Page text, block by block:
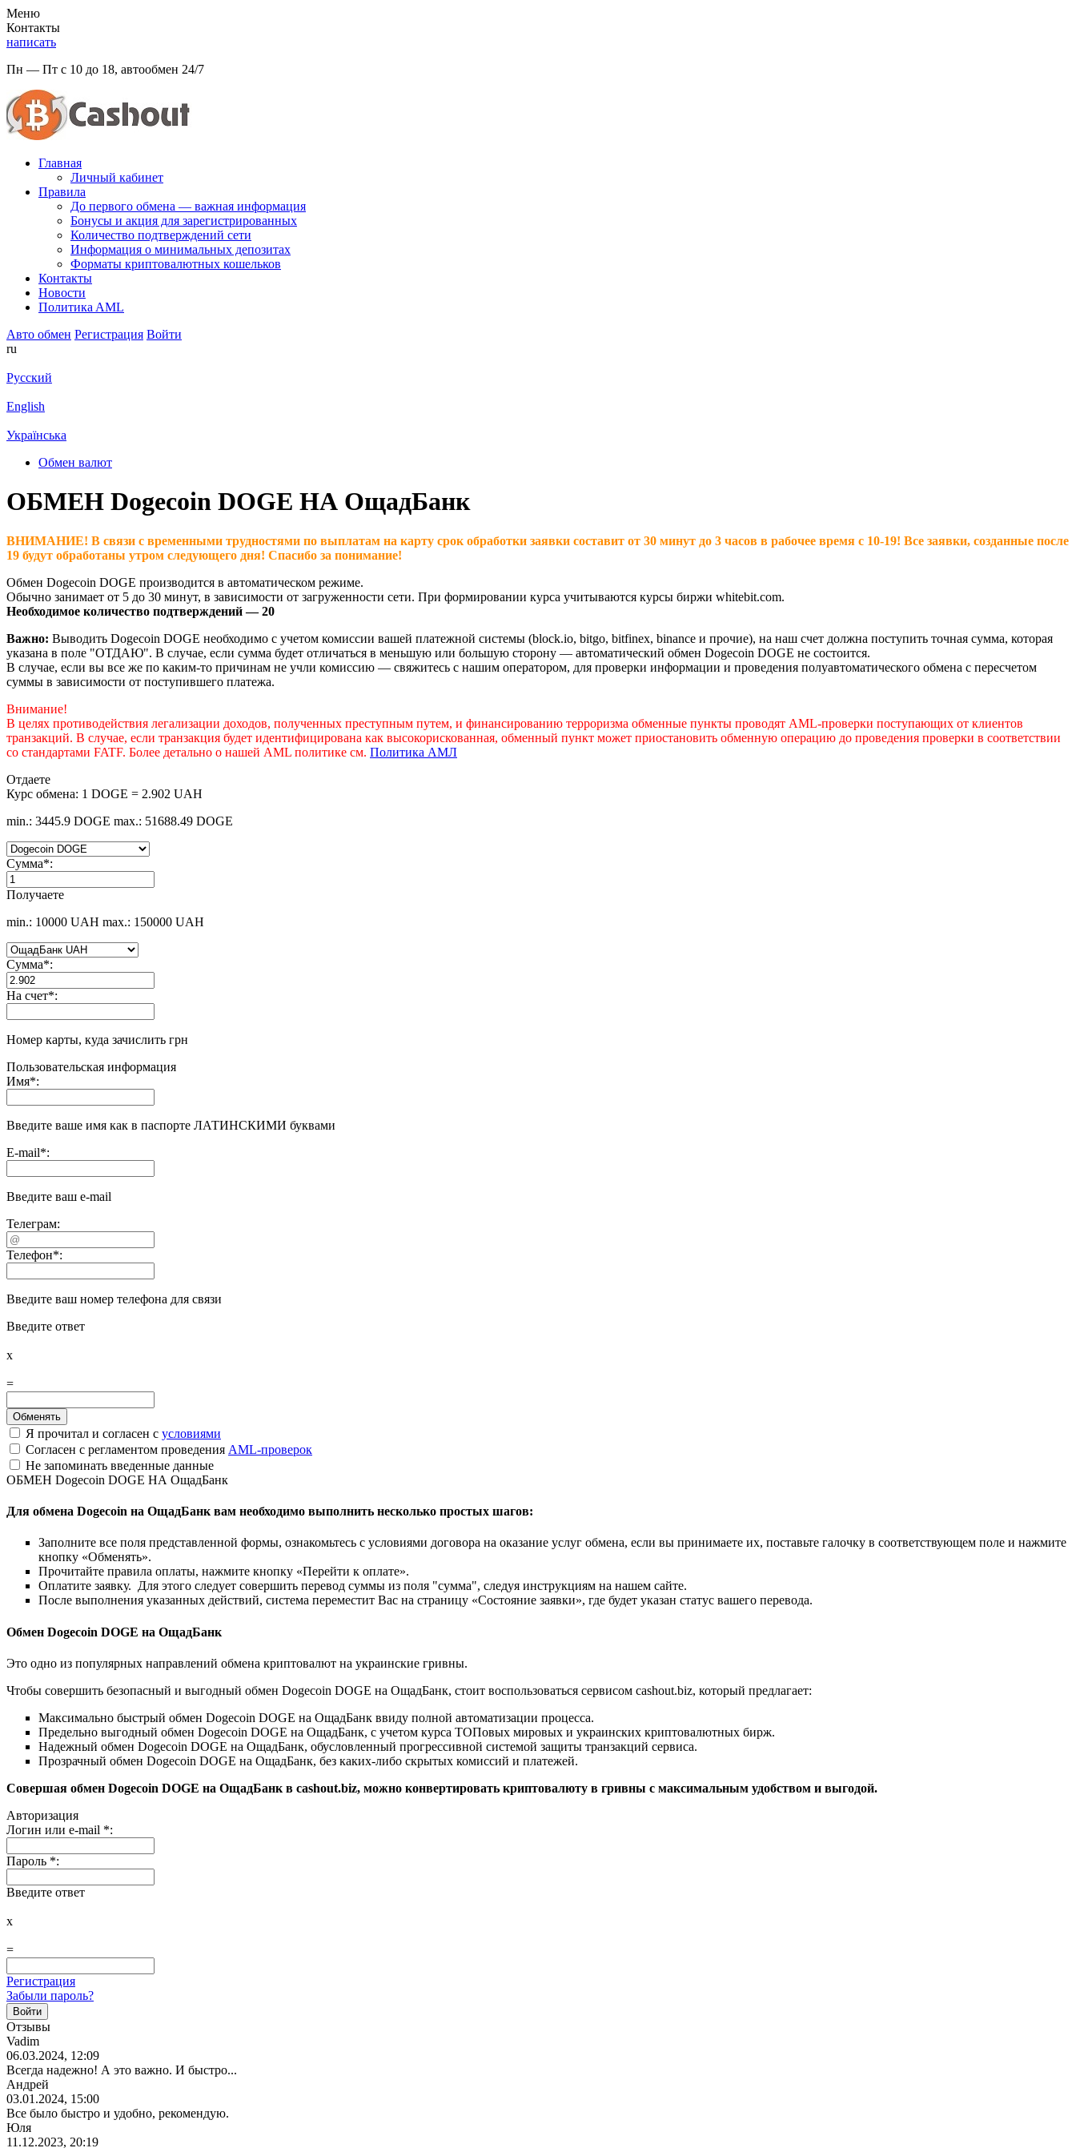
Меню
Контакты
написать
Пн — Пт с 10 до 18, автообмен 24/7
Главная
Личный кабинет
Правила
До первого обмена — важная информация
Бонусы и акция для зарегистрированных
Количество подтверждений сети
Информация о минимальных депозитах
Форматы криптовалютных кошельков
Контакты
Новости
Политикa AML
Авто обмен Регистрация Войти
ru
Русский
English
Українська
Обмен валют
ОБМЕН Dogecoin DOGE НА ОщадБанк
ВНИМАНИЕ! В связи с временными трудностями по выплатам на карту срок обработки заявки составит от 30 минут до 3 часов в рабочее время с 10-19! Все заявки, созданные после
19 будут обработаны утром следующего дня! Спасибо за понимание!
Обмен Dogecoin DOGE производится в автоматическом режиме.
Обычно занимает от 5 до 30 минут, в зависимости от загруженности сети. При формировании курса учитываются курсы биржи whitebit.com.
Необходимое количество подтверждений — 20
Важно: Выводить Dogecoin DOGE необходимо с учетом комиссии вашей платежной системы (block.io, bitgo, bitfinex, binance и прочие), на наш счет должна поступить точная сумма, которая
указана в поле "ОТДАЮ". В случае, если сумма будет отличаться в меньшую или большую сторону — автоматический обмен Dogecoin DOGE не состоится.
В случае, если вы все же по каким-то причинам не учли комиссию — свяжитесь с нашим оператором, для проверки информации и проведения полуавтоматического обмена с пересчетом
суммы в зависимости от поступившего платежа.
Внимание!
В целях противодействия легализации доходов, полученных преступным путем, и финансированию терроризма обменные пункты проводят AML-проверки поступающих от клиентов
транзакций. В случае, если транзакция будет идентифицирована как высокорискованная, обменный пункт может приостановить обменную операцию до проведения проверки в соответствии
со стандартами FATF. Более детально о нашей AML политике см. Политика АМЛ
Отдаете
Курс обмена: 1 DOGE = 2.902 UAH
min.: 3445.9 DOGE max.: 51688.49 DOGE
Сумма*:
Получаете
min.: 10000 UAH max.: 150000 UAH
Сумма*:
На счет*:
Номер карты, куда зачислить грн
Пользовательская информация
Имя*:
Введите ваше имя как в паспорте ЛАТИНСКИМИ буквами
E-mail*:
Введите ваш e-mail
Телеграм:
Телефон*:
Введите ваш номер телефона для связи
Введите ответ
x
=
Я прочитал и согласен с условиями
Согласен с регламентом проведения AML-проверок
Не запоминать введенные данные
ОБМЕН Dogecoin DOGE НА ОщадБанк
Для обмена Dogecoin на ОщадБанк вам необходимо выполнить несколько простых шагов:
Заполните все поля представленной формы, ознакомьтесь с условиями договора на оказание услуг обмена, если вы принимаете их, поставьте галочку в соответствующем поле и нажмите
кнопку «Обменять».
Прочитайте правила оплаты, нажмите кнопку «Перейти к оплате».
Оплатите заявку. Для этого следует совершить перевод суммы из поля "сумма", следуя инструкциям на нашем сайте.
После выполнения указанных действий, система переместит Вас на страницу «Состояние заявки», где будет указан статус вашего перевода.
Обмен Dogecoin DOGE на ОщадБанк
Это одно из популярных направлений обмена криптовалют на украинские гривны.
Чтобы совершить безопасный и выгодный обмен Dogecoin DOGE на ОщадБанк, стоит воспользоваться сервисом cashout.biz, который предлагает:
Максимально быстрый обмен Dogecoin DOGE на ОщадБанк ввиду полной автоматизации процесса.
Предельно выгодный обмен Dogecoin DOGE на ОщадБанк, с учетом курса ТОПовых мировых и украинских криптовалютных бирж.
Надежный обмен Dogecoin DOGE на ОщадБанк, обусловленный прогрессивной системой защиты транзакций сервиса.
Прозрачный обмен Dogecoin DOGE на ОщадБанк, без каких-либо скрытых комиссий и платежей.
Совершая обмен Dogecoin DOGE на ОщадБанк в cashout.biz, можно конвертировать криптовалюту в гривны с максимальным удобством и выгодой.
Авторизация
Логин или e-mail *:
Пароль *:
Введите ответ
x
=
Регистрация
Забыли пароль?
Отзывы
Vadim
06.03.2024, 12:09
Всегда надежно! А это важно. И быстро...
Андрей
03.01.2024, 15:00
Все было быстро и удобно, рекомендую.
Юля
11.12.2023, 20:19